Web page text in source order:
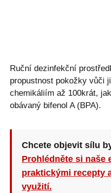
Ruční dezinfekční
propustnost pokožky vůči
chemikáliím až 100krát,
obávaný bifenol A (BPA).
Chcete objevit sílu
Prohlédněte si naše
praktickými recepty
využití.